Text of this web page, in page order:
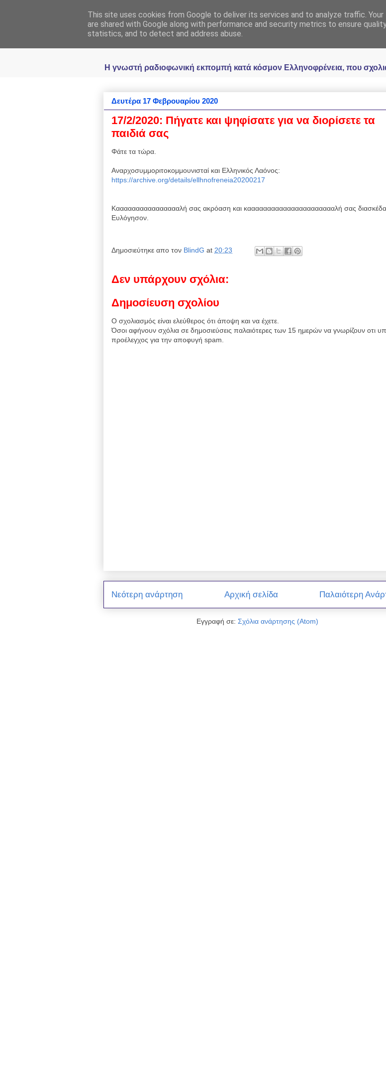
Ραδιοφωνική
Η γνωστή ραδιοφωνική εκπομπή κατά κόσμον Ελληνοφρένεια, που
Δευτέρα 17 Φεβρουαρίου 2020
17/2/2020: Πήγατε και ψηφίσατε για να διορίσετε τα
παιδιά σας
Φάτε τα τώρα.
Αναρχοσυμμοριτοκομμουνισταί και Ελληνικός Λαόνος:
https://archive.org/details/ellhnofreneia20200217
Κααααααααααααααααλή σας ακρόαση και κααααααααααααααααααααααλή σας
Ευλόγησον.
Δημοσιεύτηκε απο τον BlindG at 20:23
Δεν υπάρχουν σχόλια:
Δημοσίευση σχολίου
Ο σχολιασμός είναι ελεύθερος ότι άποψη και να έχετε.
Όσοι αφήνουν σχόλια σε δημοσιεύσεις παλαιότερες των 15 ημερών να γνωρίζουν οτι
προέλεγχος για την αποφυγή spam.
Νεότερη ανάρτηση Παλαιότερη
Αρχική σελίδα
Εγγραφή σε: Σχόλια ανάρτησης (Atom)
This site uses cookies from Google to deliver its services and to analyze traffic.
are shared with Google along with performance and security metrics to ensure
statistics, and to detect and address abuse.